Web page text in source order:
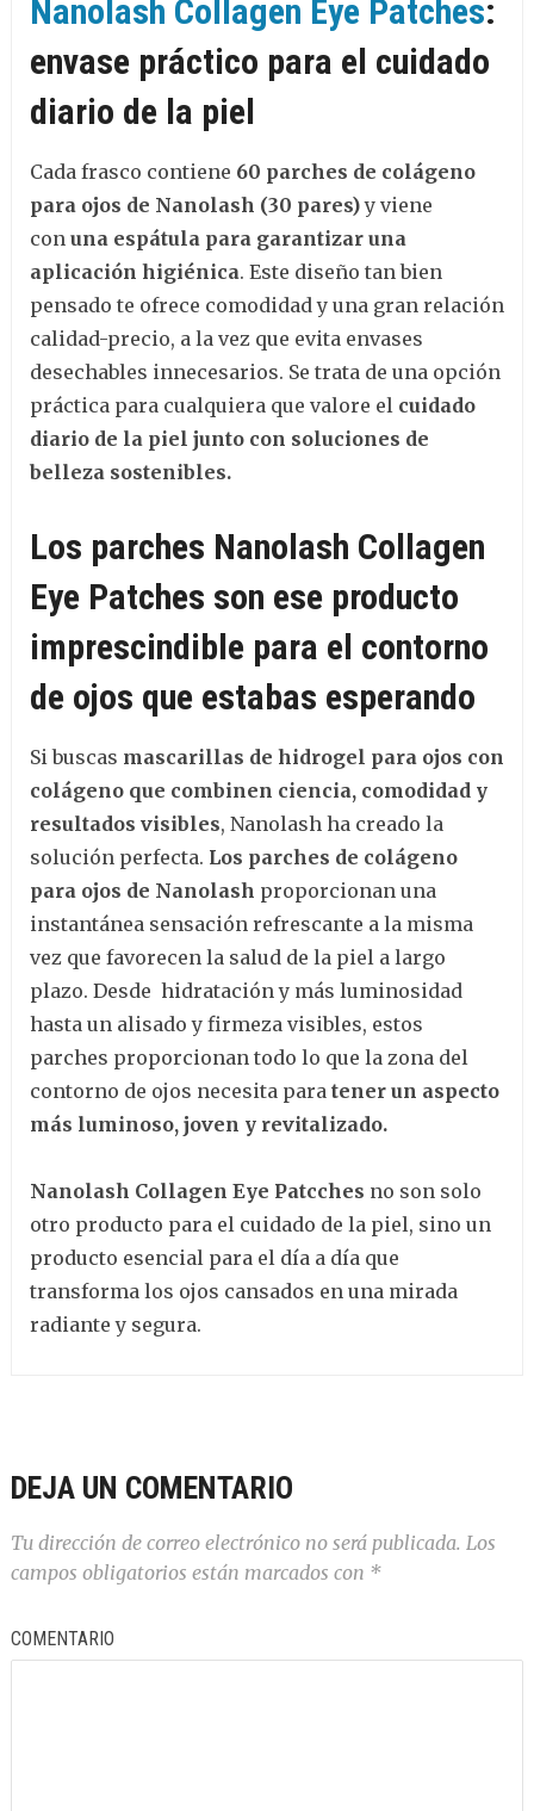
Nanolash Collagen Eye Patches:
envase práctico para el cuidado
diario de la piel
Cada frasco contiene 60 parches de colágeno
para ojos de Nanolash (30 pares)y viene
con una espátula para garantizar una
aplicación higiénica. Este diseño tan bien
pensado te ofrece comodidad y una gran relación
calidad-precio, a la vez que evita envases
desechables innecesarios. Se trata de una opción
práctica para cualquiera que valore el cuidado
diario de la piel junto con soluciones de
belleza sostenibles.
Los parches Nanolash Collagen
Eye Patches son ese producto
imprescindible para el contorno
de ojos que estabas esperando
Si buscas mascarillas de hidrogel para ojos con
colágeno que combinen ciencia, comodidad y
resultados visibles, Nanolash ha creado la
solución perfecta. Los parches de colágeno
para ojos de Nanolash proporcionan una
instantánea sensación refrescante a la misma
vez que favorecen la salud de la piel a largo
plazo. Desde hidratación y más luminosidad
hasta un alisado y firmeza visibles, estos
parches proporcionan todo lo que la zona del
contorno de ojos necesita para tener un aspecto
más luminoso, joven y revitalizado.
Nanolash Collagen Eye Patcches no son solo
otro producto para el cuidado de la piel, sino un
producto esencial para el día a día que
transforma los ojos cansados en una mirada
radiante y segura.
DEJA UN COMENTARIO
Tu dirección de correo electrónico no será publicada. Los
campos obligatorios están marcados con *
COMENTARIO